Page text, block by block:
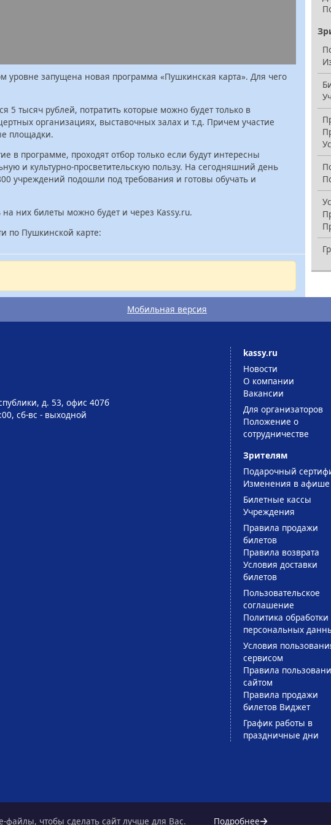
уровне запущена новая программа «Пушкинская карта». Для чего
5 тысяч рублей, потратить которые можно будет только в
организациях, выставочных залах и т.д. Причем участие
площадки.
в программе, проходят отбор только если будут интересны
и культурно-просветительскую пользу. На сегодняшний день
учреждений подошли под требования и готовы обучать и
них билеты можно будет и через Kassy.ru.
по Пушкинской карте:
Мобильная версия
д. 53, офис 407б
сб-вс - выходной
kassy.ru
Новости
О компании
Вакансии
Для организаторов
Положение о
сотрудничестве
Зрителям
Подарочный
Изменения в афише
Билетные кассы
Учреждения
Правила продажи
билетов
Правила возврата
Условия доставки
билетов
Пользовательское
соглашение
Политика обработки
персональных
Условия
сервисом
Правила
сайтом
Правила продажи
билетов Виджет
График работы в
праздничные дни
файлы, чтобы сделать сайт лучше для Вас. Подробнее